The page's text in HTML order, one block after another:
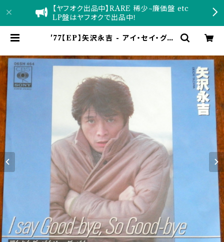
【ヤフオク出品中】RARE 稀少~廉価盤 etc
LP盤はヤフオクで出品中！
'77【EP】矢沢永吉 - アイ・セイ・グッ